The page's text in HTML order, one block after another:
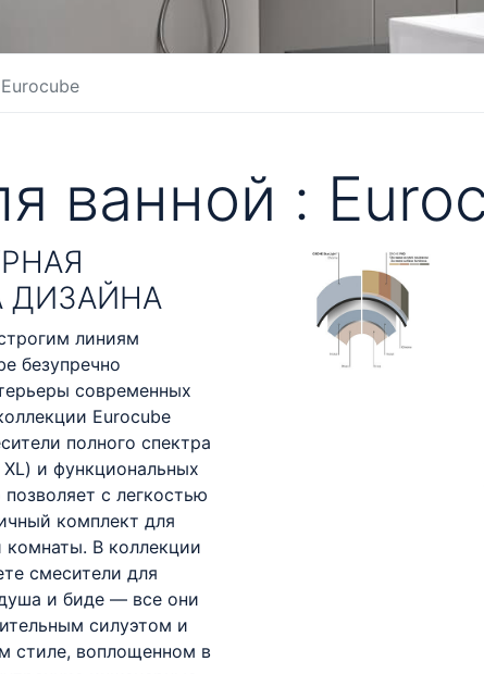
Eurocube
ванной :
ДИЗАЙНА
линиям
безупречно
современных
Eurocube
полного спектра
и функциональных
с легкостью
комплект для
В коллекции
смесители для
и биде — все они
силуэтом и
стиле, воплощенном в